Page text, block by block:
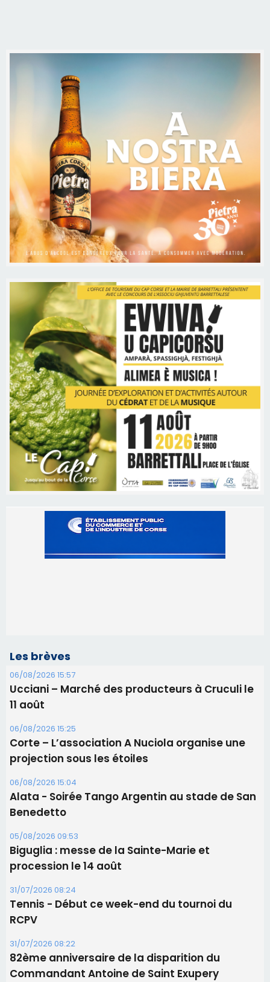
Les brèves
06/08/2026 15:57
Ucciani – Marché des producteurs à Cruculi le
11 août
06/08/2026 15:25
Corte – L’association A Nuciola organise une
projection sous les étoiles
06/08/2026 15:04
Alata - Soirée Tango Argentin au stade de San
Benedetto
05/08/2026 09:53
Biguglia : messe de la Sainte-Marie et
procession le 14 août
31/07/2026 08:24
Tennis - Début ce week-end du tournoi du
RCPV
31/07/2026 08:22
82ème anniversaire de la disparition du
Commandant Antoine de Saint Exupery